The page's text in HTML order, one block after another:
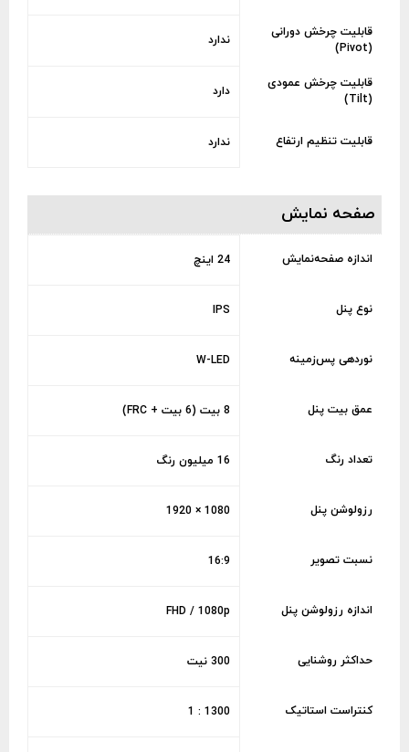
قابلیت چرخش دورانی
(Pivot)
ندارد
قابلیت چرخش عمودی
(Tilt)
دارد
قابلیت تنظیم ارتفاع ندارد
صفحه نمایش
اندازه صفحه‌نمایش 24 اینچ
نوع پنل IPS
نوردهی پس‌زمینه W-LED
عمق بیت پنل 8 بیت (6 بیت + FRC)
تعداد رنگ 16 میلیون رنگ
رزولوشن پنل 1080 × 1920
نسبت تصویر 16:9
اندازه رزولوشن پنل FHD / 1080p
حداکثر روشنایی 300 نیت
کنتراست استاتیک 1300 : 1